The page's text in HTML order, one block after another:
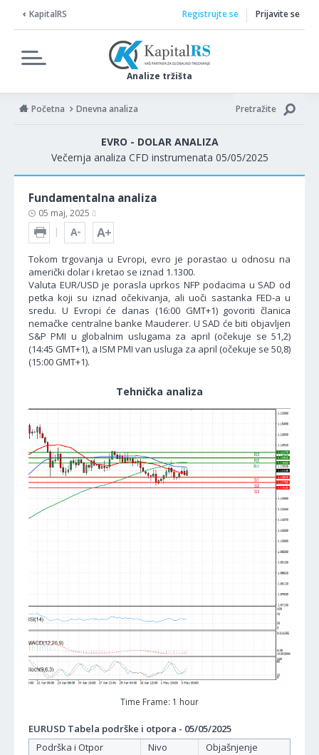
KapitalRS
Analize tržišta
Registrujte se Prijavite se
Početna Dnevna analiza Pretražite
EVRO - DOLAR ANALIZA
Večernja analiza CFD instrumenata 05/05/2025
Fundamentalna analiza
05 maj, 2025
Tokom trgovanja u Evropi, evro je porastao u odnosu na
američki dolar i kretao se iznad 1.1300.
Valuta EUR/USD je porasla uprkos NFP podacima u SAD od
petka koji su iznad očekivanja, ali uoči sastanka FED-a u
sredu. U Evropi će danas (16:00 GMT+1) govoriti članica
nemačke centralne banke Mauderer. U SAD će biti objavljen
S&P PMI u globalnim uslugama za april (očekuje se 51,2)
(14:45 GMT+1), a ISM PMI van usluga za april (očekuje se 50,8)
(15:00 GMT+1).
Tehnička analiza
Time Frame: 1 hour
EURUSD Tabela podrške i otpora - 05/05/2025
Podrška i Otpor
Nivo
Objašnjenje